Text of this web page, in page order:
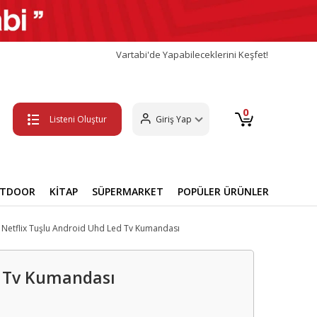
Vartabi'de Yapabileceklerini Keşfet!
Listeni Oluştur Giriş Yap 0
KİTAP SÜPERMARKET POPÜLER ÜRÜNLER
Tuşlu Android Uhd Led Tv Kumandası
Kumandası